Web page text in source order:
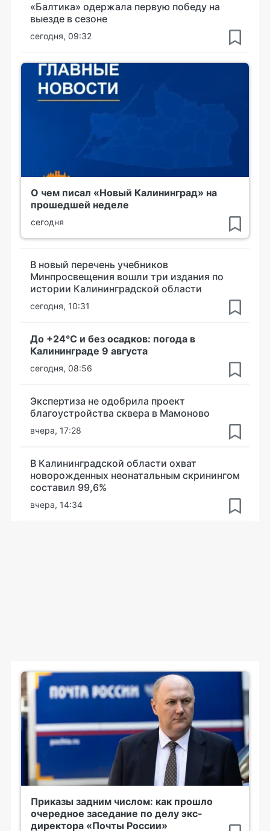
«Балтика» одержала первую победу на
выезде в сезоне
сегодня, 09:32
О чем писал «Новый Калининград» на
прошедшей неделе
сегодня
В новый перечень учебников
Минпросвещения вошли три издания по
истории Калининградской области
сегодня, 10:31
До +24°С и без осадков: погода в
Калининграде 9 августа
сегодня, 08:56
Экспертиза не одобрила проект
благоустройства сквера в Мамоново
вчера, 17:28
В Калининградской области охват
новорожденных неонатальным скринингом
составил 99,6%
вчера, 14:34
Приказы задним числом: как прошло
очередное заседание по делу экс-
директора «Почты России»